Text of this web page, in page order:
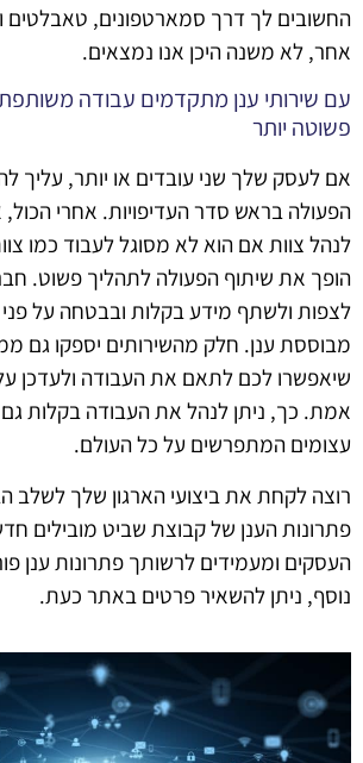
החשובים לך דרך סמארטפונים, טאבלטים
אחר, לא משנה היכן אנו נמצאים.
עם שירותי ענן מתקדמים עבודה
פשוטה יותר
אם לעסק שלך שני עובדים או יותר, עליך
הפעולה בראש סדר העדיפויות. אחרי
לנהל צוות אם הוא לא מסוגל לעבוד כמו
הופך את שיתוף הפעולה לתהליך פשוט.
לצפות ולשתף מידע בקלות ובבטחה על
מבוססת ענן. חלק מהשירותים יספקו גם
שיאפשרו לכם לתאם את העבודה ולעדכן
אמת. כך, ניתן לנהל את העבודה בקלות גם
עצומים המתפרשים על כל העולם.
רוצה לקחת את ביצועי הארגון שלך לשלב
פתרונות הענן של קבוצת שביט מובילים
העסקים ומעמידים לרשותך פתרונות ענן
נוסף, ניתן להשאיר פרטים באתר כעת.